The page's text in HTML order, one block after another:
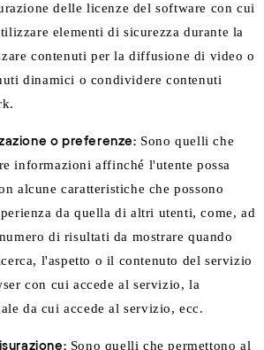
delle licenze del software con cui
elementi di sicurezza durante la
contenuti per la diffusione di video o
dinamici o condividere contenuti
o preferenze: Sono quelli che
informazioni affinché l'utente possa
alcune caratteristiche che possono
da quella di altri utenti, come, ad
di risultati da mostrare quando
l'aspetto o il contenuto del servizio
con cui accede al servizio, la
da cui accede al servizio, ecc.
Sono quelli che permettono al